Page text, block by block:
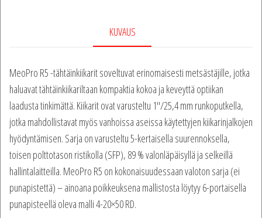
KUVAUS
MeoPro R5 -tähtäinkiikarit soveltuvat erinomaisesti metsästäjille, jotka
haluavat tähtäinkiikariltaan kompaktia kokoa ja keveyttä optiikan
laadusta tinkimättä. Kiikarit ovat varusteltu 1″/25,4 mm runkoputkella,
jotka mahdollistavat myös vanhoissa aseissa käytettyjen kiikarinjalkojen
hyödyntämisen. Sarja on varusteltu 5-kertaisella suurennoksella,
toisen polttotason ristikolla (SFP), 89 % valonläpäisyllä ja selkeillä
hallintalaitteilla. MeoPro R5 on kokonaisuudessaan valoton sarja (ei
punapistettä) – ainoana poikkeuksena mallistosta löytyy 6-portaisella
punapisteellä oleva malli 4-20×50 RD.